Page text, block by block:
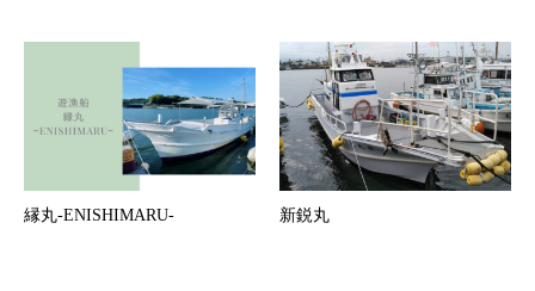
縁丸-ENISHIMARU- 新鋭丸